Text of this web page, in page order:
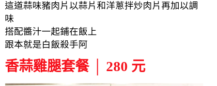
這道蒜味豬肉片以蒜片和洋蔥拌炒肉片再加以調
味
搭配醬汁一起鋪在飯上
跟本就是白飯殺手阿
香蒜雞腿套餐 │ 280 元